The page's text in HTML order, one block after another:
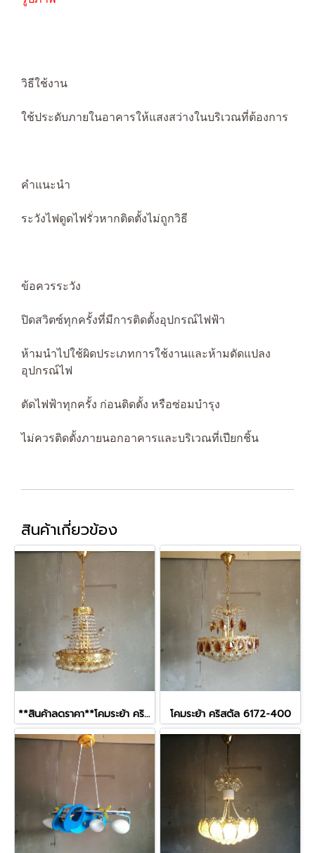
วิธีใช้งาน
ใช้ประดับภายในอาคารให้แสงสว่างในบริเวณที่ต้องการ
คำแนะนำ
ระวังไฟดูดไฟรั่วหากติดตั้งไม่ถูกวิธี
ข้อควรระวัง
ปิดสวิตซ์ทุกครั้งที่มีการติดตั้งอุปกรณ์ไฟฟ้า
ห้ามนำไปใช้ผิดประเภทการใช้งานและห้ามดัดแปลง
อุปกรณ์ไฟ
ตัดไฟฟ้าทุกครั้ง ก่อนติดตั้ง หรือซ่อมบำรุง
ไม่ควรติดตั้งภายนอกอาคารและบริเวณที่เปียกชิ้น
สินค้าเกี่ยวข้อง
**สินค้าลดราคา**โคมระย้า คริสตัล 6615-420 โคมระย้า คริสตัล 6172-400